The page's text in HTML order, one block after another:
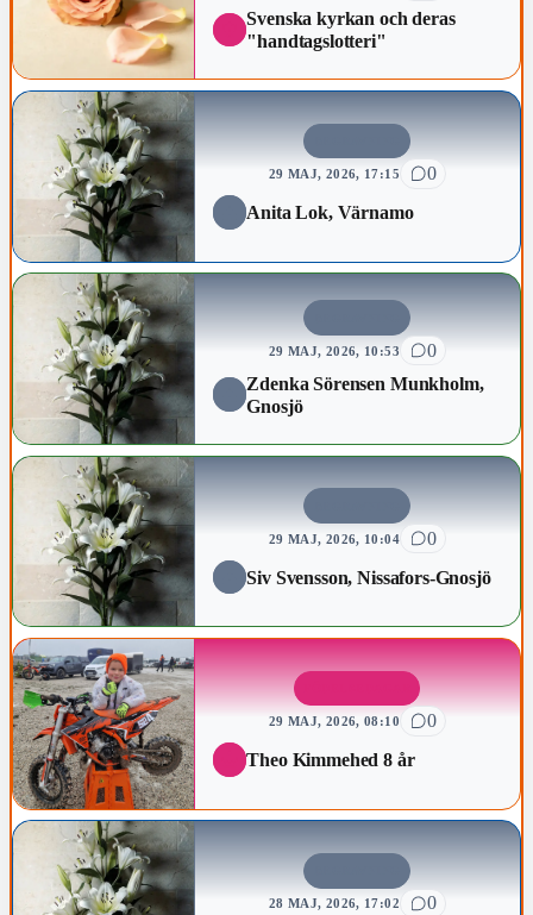
Svenska kyrkan och deras
"handtagslotteri"
29 MAJ, 2026, 17:15
0
Anita Lok, Värnamo
29 MAJ, 2026, 10:53
0
Zdenka Sörensen Munkholm,
Gnosjö
29 MAJ, 2026, 10:04
0
Siv Svensson, Nissafors-Gnosjö
29 MAJ, 2026, 08:10
0
Theo Kimmehed 8 år
28 MAJ, 2026, 17:02
0